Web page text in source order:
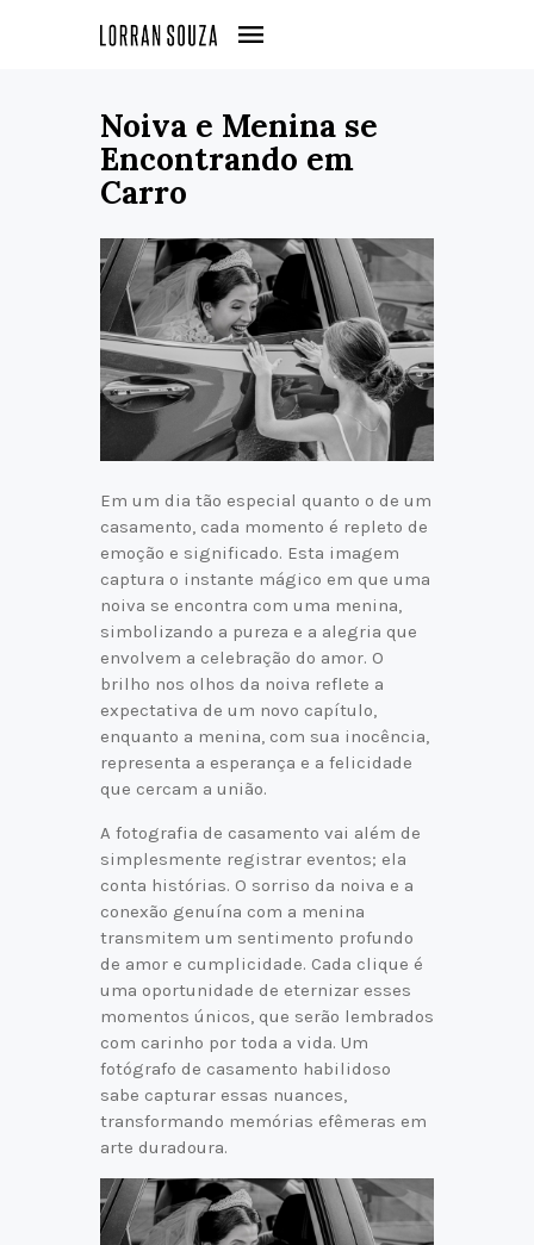
Noiva e Menina se
Encontrando em
Carro
Em um dia tão especial quanto o de um
casamento, cada momento é repleto de
emoção e significado. Esta imagem
captura o instante mágico em que uma
noiva se encontra com uma menina,
simbolizando a pureza e a alegria que
envolvem a celebração do amor. O
brilho nos olhos da noiva reflete a
expectativa de um novo capítulo,
enquanto a menina, com sua inocência,
representa a esperança e a felicidade
que cercam a união.
A fotografia de casamento vai além de
simplesmente registrar eventos; ela
conta histórias. O sorriso da noiva e a
conexão genuína com a menina
transmitem um sentimento profundo
de amor e cumplicidade. Cada clique é
uma oportunidade de eternizar esses
momentos únicos, que serão lembrados
com carinho por toda a vida. Um
fotógrafo de casamento habilidoso
sabe capturar essas nuances,
transformando memórias efêmeras em
arte duradoura.